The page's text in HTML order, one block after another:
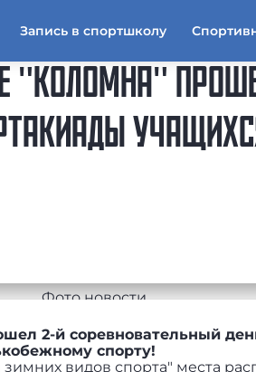
Запись в спортшколу
"КОЛОМНА"
2-й соревновательный
спорту!
видов спорта" места